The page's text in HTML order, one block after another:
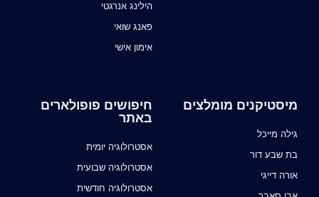
הילינג אנרגטי
פאנג שואי
אימון אישי
מיסטיקנים מומלצים
גילה מייכל
בת שבע דור
אורה דייגי
חיפושים פופולארים
באתר
אסטרולוגיה יומית
אסטרולוגיה שבועית
אסטרולוגיה חודשית